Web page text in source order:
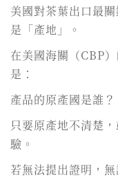
美國對茶葉出口最
是「產地」。
在美國海關（CBP
是：
產品的原產國是誰？
只要原產地不清楚
驗。
若無法提出證明，